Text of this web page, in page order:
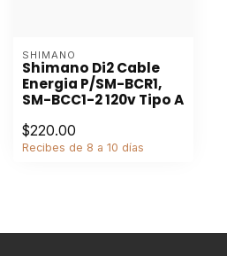
SHIMANO
Shimano Di2 Cable
Energia P/SM-BCR1,
SM-BCC1-2 120v Tipo A
$220.00
Recibes de 8 a 10 días